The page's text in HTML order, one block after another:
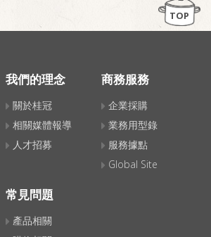
TOP
我們的理念
關於桂冠
相關媒體報導
人才招募
商務服務
企業採購
業務用型錄
服務據點
Global Site
常見問題
產品相關